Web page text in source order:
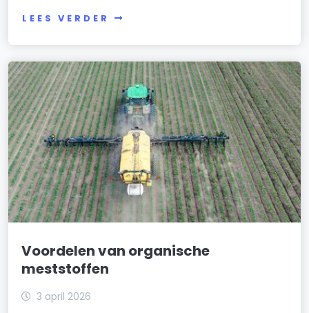
LEES VERDER
Voordelen van organische
meststoffen
3 april 2026